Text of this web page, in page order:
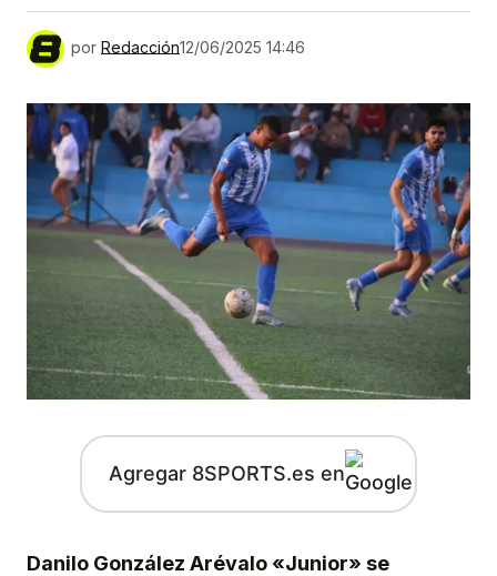
por Redacción12/06/2025 14:46
Agregar 8SPORTS.es en
Danilo González Arévalo «Junior» se